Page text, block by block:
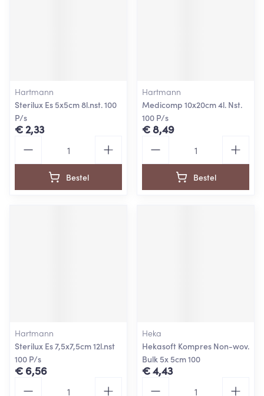
Hartmann
Sterilux Es 5x5cm 8l.nst. 100
P/s
€ 2,33
Bestel
Hartmann
Medicomp 10x20cm 4l. Nst.
100 P/s
€ 8,49
Bestel
Hartmann
Sterilux Es 7,5x7,5cm 12l.nst
100 P/s
€ 6,56
Heka
Hekasoft Kompres Non-wov.
Bulk 5x 5cm 100
€ 4,43